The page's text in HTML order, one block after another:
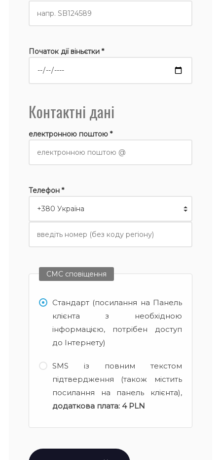
Початок дії віньєтки *
Контактні дані
електронною поштою *
Телефон *
СМС сповіщення
Стандарт (посилання на Панель
клієнта з необхідною
інформацією, потрібен доступ
до Інтернету)
SMS із повним текстом
підтвердження (також містить
посилання на панель клієнта),
додаткова плата: 4 PLN